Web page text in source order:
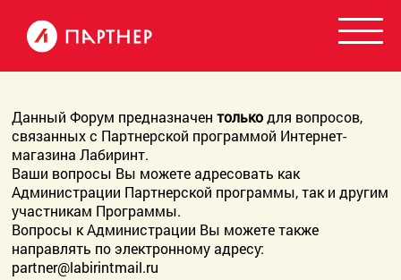
Данный Форум предназначентолькодля вопросов,
связанных с Партнерской программой Интернет-
магазина Лабиринт.
Ваши вопросы Вы можете адресовать как
Администрации Партнерской программы, так и другим
участникам Программы.
Вопросы к Администрации Вы можете также
направлять по электронному адресу:
partner@labirintmail.ru